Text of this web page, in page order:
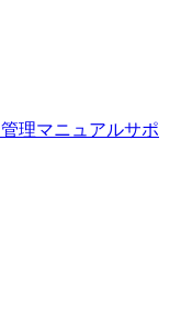
管理マニュアルサポ